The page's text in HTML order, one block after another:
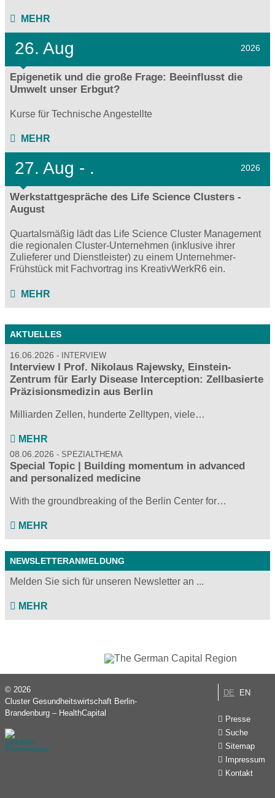
MEHR
26. Aug 2026
Epigenetik und die große Frage: Beeinflusst die
Umwelt unser Erbgut?
Kurse für Technische Angestellte
MEHR
27. Aug - . 2026
Werkstattgespräche des Life Science Clusters -
August
Quartalsmäßig lädt das Life Science Cluster Management
die regionalen Cluster-Unternehmen (inklusive ihrer
Zulieferer und Dienstleister) zu einem Unternehmer-
Frühstück mit Fachvortrag ins KreativWerkR6 ein.
MEHR
AKTUELLES
16.06.2026 INTERVIEW
Interview I Prof. Nikolaus Rajewsky, Einstein-
Zentrum für Early Disease Interception: Zellbasierte
Präzisionsmedizin aus Berlin
Milliarden Zellen, hunderte Zelltypen, viele…
MEHR
08.06.2026 SPEZIALTHEMA
Special Topic | Building momentum in advanced
and personalized medicine
With the groundbreaking of the Berlin Center for…
MEHR
NEWSLETTERANMELDUNG
Melden Sie sich für unseren Newsletter an ...
MEHR
DE EN
Presse
Suche
Sitemap
Impressum
Kontakt
© 2026
Cluster Gesundheitswirtschaft Berlin-
Brandenburg – HealthCapital